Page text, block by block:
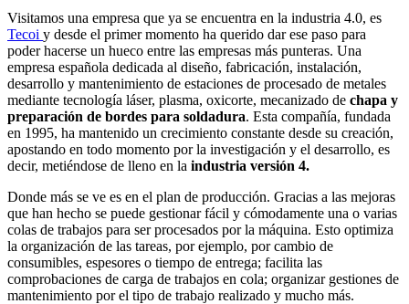
Visitamos una empresa que ya se encuentra en la industria 4.0, es
Tecoi y desde el primer momento ha querido dar ese paso para
poder hacerse un hueco entre las empresas más punteras. Una
empresa española dedicada al diseño, fabricación, instalación,
desarrollo y mantenimiento de estaciones de procesado de metales
mediante tecnología láser, plasma, oxicorte, mecanizado de chapa y
preparación de bordes para soldadura. Esta compañía, fundada
en 1995, ha mantenido un crecimiento constante desde su creación,
apostando en todo momento por la investigación y el desarrollo, es
decir, metiéndose de lleno en la industria versión 4.
Donde más se ve es en el plan de producción. Gracias a las mejoras
que han hecho se puede gestionar fácil y cómodamente una o varias
colas de trabajos para ser procesados por la máquina. Esto optimiza
la organización de las tareas, por ejemplo, por cambio de
consumibles, espesores o tiempo de entrega; facilita las
comprobaciones de carga de trabajos en cola; organizar gestiones de
mantenimiento por el tipo de trabajo realizado y mucho más.